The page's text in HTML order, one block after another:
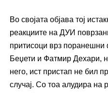
Во својата објава тој
реакциите на ДУИ
притисоци врз
Беџети и Фатмир Дехари,
него, ист пристап не бил
случај. Со тоа алудира на